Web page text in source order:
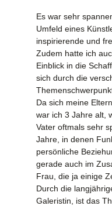
Es war sehr
Umfeld eines
inspirierende und
Zudem hatte ich
Einblick in die
sich durch die
Da sich meine
war ich 3 Jahre alt,
Vater oftmals sehr
Jahre, in denen
persönliche
gerade auch im
Frau, die ja einige
Durch die
Galeristin, ist das